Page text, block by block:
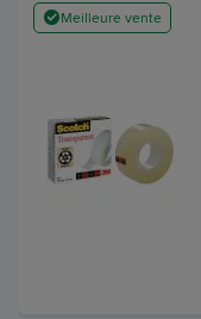
Meilleure vente